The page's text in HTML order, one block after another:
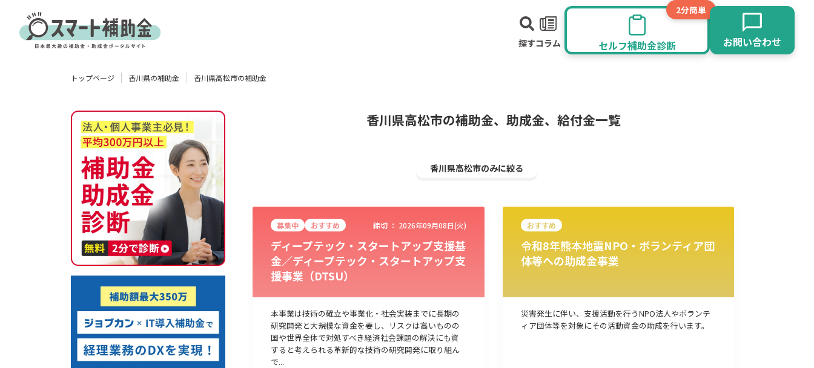
探すコラム
2分簡単
セルフ補助金診断 お問い合わせ
製造業 情報通信業 卸売･小売業 建設･不動産業 サービス業 医療･福祉 農業･林業 宿泊･旅館業 その他
販路拡大 海外展開
トップページ 香川県の補助金 香川県高松市の補助金
香川県高松市の補助金、助成金、給付金一覧
香川県高松市のみに絞る
募集中 おすすめ 締切 ： 2026年09月08日(火)
ディープテック・スタートアップ支援基
金／ディープテック・スタートアップ支
援事業（DTSU）
本事業は技術の確立や事業化・社会実装までに長期の
研究開発と大規模な資金を要し、リスクは高いものの
国や世界全体で対処すべき経済社会課題の解決にも資
すると考えられる革新的な技術の研究開発に取り組ん
で...
おすすめ
令和8年熊本地震NPO・ボランティア団
体等への助成金事業
災害発生に伴い、支援活動を行うNPO法人やボランテ
ィア団体等を対象にその活動資金の助成を行います。